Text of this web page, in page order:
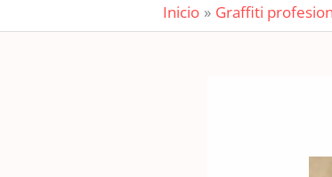
Inicio Graffiti